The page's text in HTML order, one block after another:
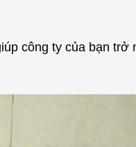
công ty của bạn